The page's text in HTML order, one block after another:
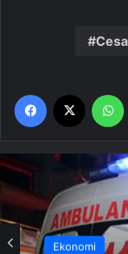
Facebook
Ekonomi